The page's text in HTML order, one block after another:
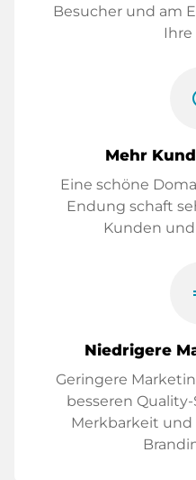
Besucher und am
Ihre
Mehr
Eine schöne
Endung schaft
Kunden
Niedrigere
Geringere
besseren
Merkbarkeit